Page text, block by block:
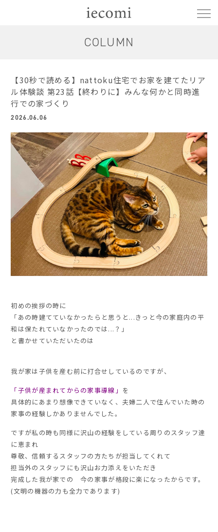
COLUMN
【30秒で読める】nattoku住宅でお家を建てたリア
ル体験談 第23話【終わりに】みんな何かと同時進
行での家づくり
2026.06.06
初めの挨拶の時に
「あの時建てていなかったらと思うと...きっと今の家庭内の平
和は保たれていなかったのでは...？」
と書かせていただいたのは
我が家は子供を産む前に打合せしているのですが、
「子供が産まれてからの家事導線」 を
具体的にあまり想像できていなく、夫婦二人で住んでいた時の
家事の経験しかありませんでした。
ですが私の時も同様に沢山の経験をしている周りのスタッフ達
に恵まれ
尊敬、信頼するスタッフの方たちが担当してくれて
担当外のスタッフにも沢山お力添えをいただき
完成した我が家での今の家事が格段に楽になったからです。
(文明の機器の力も全力であります)